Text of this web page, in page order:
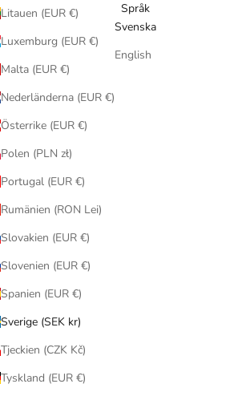
Litauen (EUR €)
Luxemburg (EUR €)
Malta (EUR €)
Nederländerna (EUR €)
Österrike (EUR €)
Polen (PLN zł)
Portugal (EUR €)
Rumänien (RON Lei)
Slovakien (EUR €)
Slovenien (EUR €)
Spanien (EUR €)
Sverige (SEK kr)
Tjeckien (CZK Kč)
Tyskland (EUR €)
Språk
Svenska
English